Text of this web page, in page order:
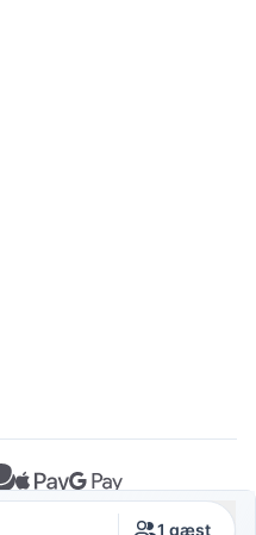
1 gæst
© 2026 Crovillas GmbH